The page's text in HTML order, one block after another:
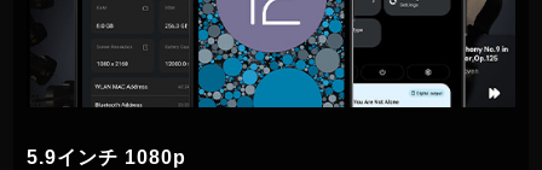
5.9インチ 1080p